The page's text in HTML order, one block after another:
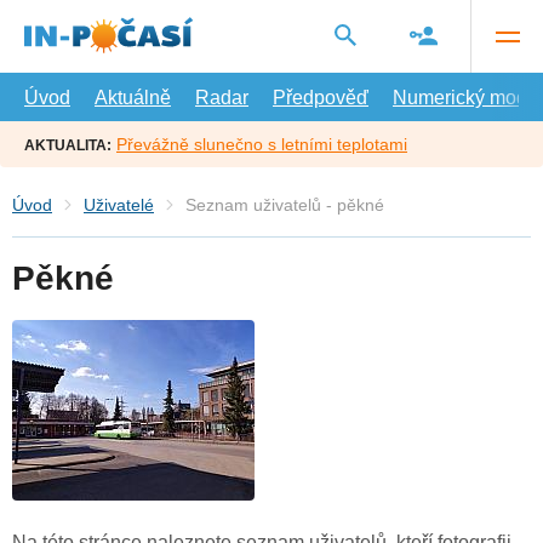
hlavní
Úvod
Aktuálně Radar Předpověď Numerický model
AKTUALITA: Převážně slunečno s letními teplotami
Úvod Uživatelé Seznam uživatelů - pěkné
Pěkné